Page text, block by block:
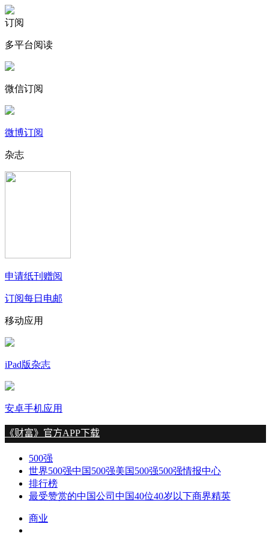
订阅
多平台阅读
微信订阅
微博订阅
杂志
申请纸刊赠阅
订阅每日电邮
移动应用
iPad版杂志
安卓手机应用
500强
世界500强中国500强美国500强500强情报中心
排行榜
最受赞赏的中国公司 中国40位40岁以下商界精英
商业